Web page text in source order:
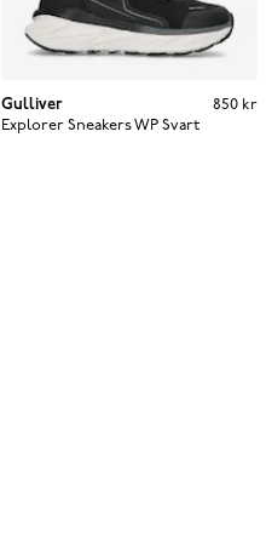
Gulliver
Explorer Sneakers WP Svart
850 kr
850 kr